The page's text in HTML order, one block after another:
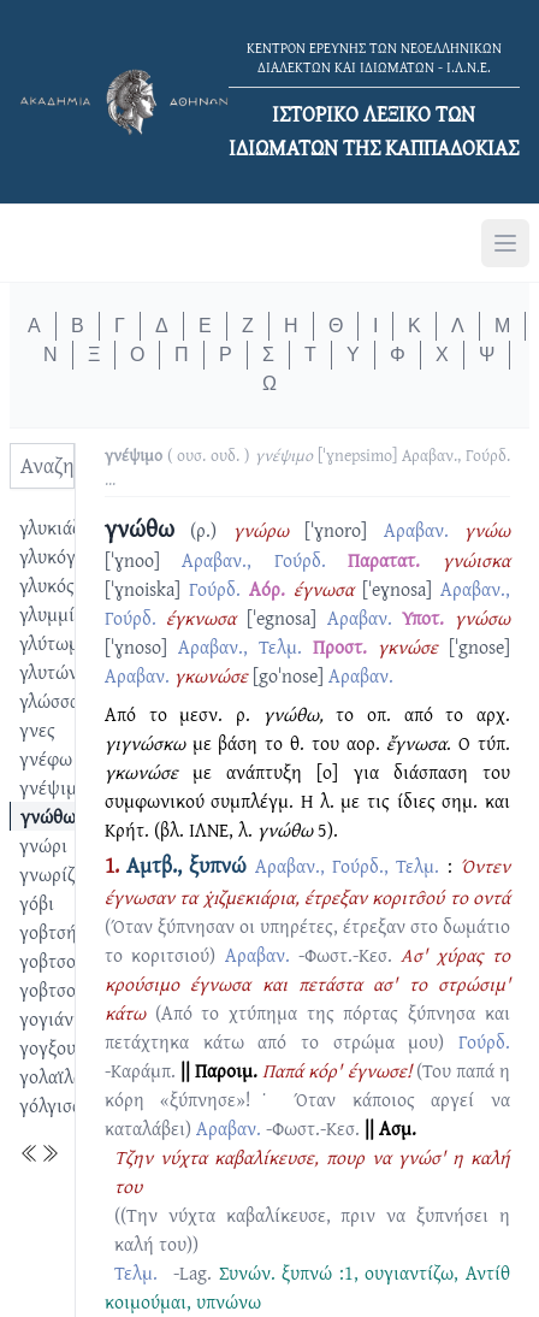
ΚΕΝΤΡΟΝ ΕΡΕΥΝΗΣ ΤΩΝ ΝΕΟΕΛΛΗΝΙΚΩΝ
ΔΙΑΛΕΚΤΩΝ ΚΑΙ ΙΔΙΩΜΑΤΩΝ - Ι.Λ.Ν.Ε.
ΙΣΤΟΡΙΚΟ ΛΕΞΙΚΟ TΩΝ
ΙΔΙΩΜΑΤΩΝ ΤΗΣ ΚΑΠΠΑΔΟΚΙΑΣ
Α Β Γ Δ Ε Ζ Η Θ Κ Λ
Μ
Ν
Ξ Ο Π Ρ Σ Τ Υ Φ Χ
Ψ
Ω
γλυκιάζω
γλυκόγαλα
γλυκός
γλυμμίζω
γλύτωμα
γλυτώνω
γλώσσα
γνες
γνέφω
γνέψιμο
γνώθω
γνώρι
γνωρίζω
γόβι
γοβτσής
γοβτσουλαντίζω
γοβτσουλούχι
γογιάνι
γογξουλαντίζω
γολαϊλατίζω
γόλγισας
γνέψιμο ( ουσ. ουδ. ) γνέψιμο [ˈɣnepsimo] Αραβαν., Γούρδ.
...
γνώθω (ρ.) γνώρω [ˈɣnoro] Αραβαν.
γνώω
[ˈɣnoo]
Αραβαν., Γούρδ. Παρατατ.
γνώισκα
[ˈɣnoiska] Γούρδ. Αόρ. έγνωσα [ˈeɣnosa] Αραβαν.,
Γούρδ. έγκνωσα [ˈegnosa] Αραβαν. Υποτ. γνώσω
[ˈɣnoso] Αραβαν., Τελμ. Προστ. γκνώσε [ˈgnose]
Αραβαν. γκωνώσε [goˈnose] Αραβαν.
Από το μεσν. ρ. γνώθω,το οπ. από το αρχ.
γιγνώσκωμε βάση το θ. του αορ. ἔγνωσα. Ο τύπ.
γκωνώσεμε ανάπτυξη [ο] για διάσπαση του
συμφωνικού συμπλέγμ. Η λ. με τις ίδιες σημ. και
Κρήτ. (βλ. ΙΛΝΕ, λ. γνώθω5).
1.Αμτβ., ξυπνώ Αραβαν., Γούρδ., Τελμ. : Όντεν
έγνωσαν τα χ̇ıζμεκιάρια, έτρεξαν κοριτσ̑ού το οντά
(Όταν ξύπνησαν οι υπηρέτες, έτρεξαν στο δωμάτιο
το κοριτσιού) Αραβαν. -Φωστ.-Κεσ. Ασ' χύρας το
κρούσιμο έγνωσα και πετάστα ασ' το στρώσιμ'
κάτω (Από το χτύπημα της πόρτας ξύπνησα και
πετάχτηκα κάτω από το στρώμα μου) Γούρδ.
-Καράμπ. || Παροιμ.Παπά κόρ' έγνωσε! (Του παπά η
κόρη «ξύπνησε»!˙ Όταν κάποιος αργεί να
καταλάβει) Αραβαν. -Φωστ.-Κεσ. || Ασμ.
Τζην νύχτα καβαλίκευσε, πουρ να γνώσ' η καλή
του
((Την νύχτα καβαλίκευσε, πριν να ξυπνήσει η
καλή του))
Τελμ. -Lag. Συνών.ξυπνώ :1,ουγιαντίζω, Αντίθ
κοιμούμαι, υπνώνω